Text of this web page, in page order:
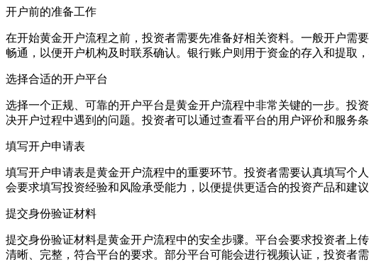
开户前的准备工作
在开始黄金开户流程之前，投资者需要先准备好相关资料。一般开户需
畅通，以便开户机构及时联系确认。银行账户则用于资金的存入和提取
选择合适的开户平台
选择一个正规、可靠的开户平台是黄金开户流程中非常关键的一步。投
决开户过程中遇到的问题。投资者可以通过查看平台的用户评价和服务
填写开户申请表
填写开户申请表是黄金开户流程中的重要环节。投资者需要认真填写个
会要求填写投资经验和风险承受能力，以便提供更适合的投资产品和建
提交身份验证材料
提交身份验证材料是黄金开户流程中的安全步骤。平台会要求投资者上
清晰、完整，符合平台的要求。部分平台可能会进行视频认证，投资者